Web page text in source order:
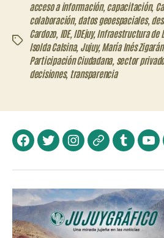
Etiquetas
acceso a información, capacitación,
colaboración, datos geoespaciales,
Cardozo, IDE, IDEjuy,Infraestructura de
Isolda Calsina, Jujuy,María Inés Zigarán,
Participación Ciudadana, sector
decisiones, transparencia
FacebookTwitterInstagramTelegramTumblr